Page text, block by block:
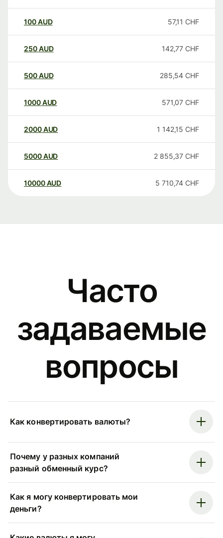
100AUD 57,11 CHF
250AUD 142,77 CHF
500AUD 285,54 CHF
1000AUD 571,07 CHF
2000AUD 1 142,15 CHF
5000AUD 2 855,37 CHF
10000 AUD 5 710,74 CHF
Часто
задаваемые
вопросы
Как конвертировать валюты?
Почему у разных компаний
разный обменный курс?
Как я могу конвертировать мои
деньги?